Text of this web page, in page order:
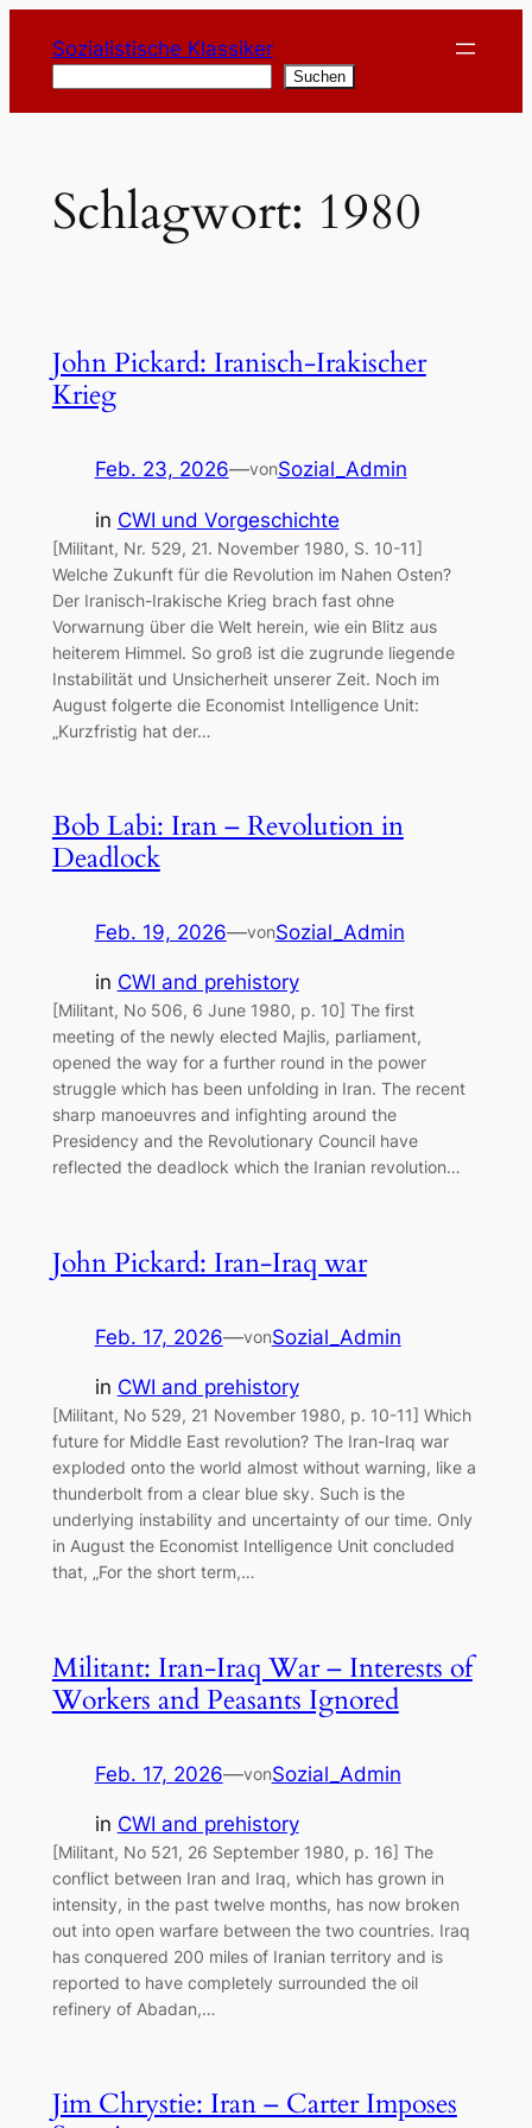
Inhalt
springen
Sozialistische Klassiker
Suchen
Schlagwort: 1980
John Pickard: Iranisch-Irakischer
Krieg
Feb. 23, 2026—vonSozial_Admin
in CWI und Vorgeschichte
[Militant, Nr. 529, 21. November 1980, S. 10-11]
Welche Zukunft für die Revolution im Nahen Osten?
Der Iranisch-Irakische Krieg brach fast ohne
Vorwarnung über die Welt herein, wie ein Blitz aus
heiterem Himmel. So groß ist die zugrunde liegende
Instabilität und Unsicherheit unserer Zeit. Noch im
August folgerte die Economist Intelligence Unit:
„Kurzfristig hat der…
Bob Labi: Iran – Revolution in
Deadlock
Feb. 19, 2026—vonSozial_Admin
in CWI and prehistory
[Militant, No 506, 6 June 1980, p. 10] The first
meeting of the newly elected Majlis, parliament,
opened the way for a further round in the power
struggle which has been unfolding in Iran. The recent
sharp manoeuvres and infighting around the
Presidency and the Revolutionary Council have
reflected the deadlock which the Iranian revolution…
John Pickard: Iran-Iraq war
Feb. 17, 2026—vonSozial_Admin
in CWI and prehistory
[Militant, No 529, 21 November 1980, p. 10-11] Which
future for Middle East revolution? The Iran-Iraq war
exploded onto the world almost without warning, like a
thunderbolt from a clear blue sky. Such is the
underlying instability and uncertainty of our time. Only
in August the Economist Intelligence Unit concluded
that, „For the short term,…
Militant: Iran-Iraq War – Interests of
Workers and Peasants Ignored
Feb. 17, 2026—vonSozial_Admin
in CWI and prehistory
[Militant, No 521, 26 September 1980, p. 16] The
conflict between Iran and Iraq, which has grown in
intensity, in the past twelve months, has now broken
out into open warfare between the two countries. Iraq
has conquered 200 miles of Iranian territory and is
reported to have completely surrounded the oil
refinery of Abadan,…
Jim Chrystie: Iran – Carter Imposes